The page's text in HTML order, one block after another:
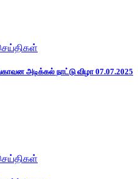
அடிக்கல் நாட்டு விழா 07.07.2025